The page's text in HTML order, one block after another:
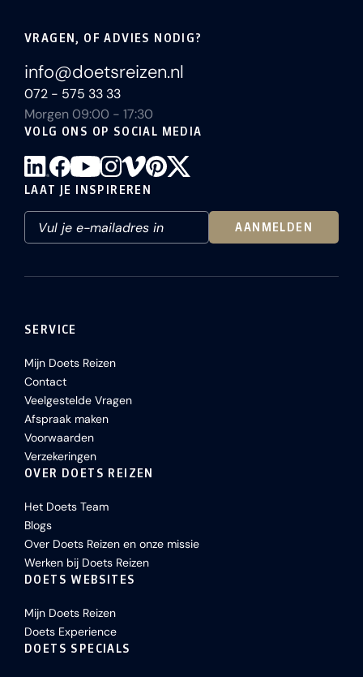
VRAGEN, OF ADVIES NODIG?
info@doetsreizen.nl
072 - 575 33 33
Morgen 09:00 - 17:30
VOLG ONS OP SOCIAL MEDIA
LAAT JE INSPIREREN
AANMELDEN
SERVICE
Mijn Doets Reizen
Contact
Veelgestelde Vragen
Afspraak maken
Voorwaarden
Verzekeringen
OVER DOETS REIZEN
Het Doets Team
Blogs
Over Doets Reizen en onze missie
Werken bij Doets Reizen
DOETS WEBSITES
Mijn Doets Reizen
Doets Experience
DOETS SPECIALS